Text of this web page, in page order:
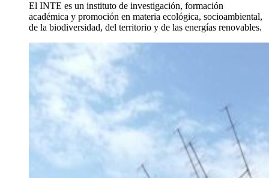
El INTE es un instituto de investigación, formación
académica y promoción en materia ecológica, socioambiental,
de la biodiversidad, del territorio y de las energías renovables.